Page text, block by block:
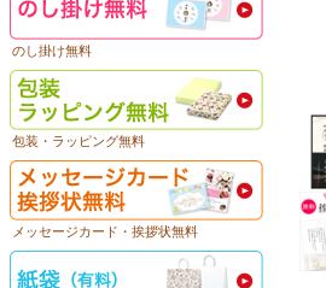
のし掛け無料
包装・ラッピング無料
メッセージカード・挨拶状無料